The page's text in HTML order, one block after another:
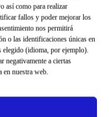
así como para realizar
fallos y poder mejorar los
nos permitirá
o las identificaciones únicas en
elegido (idioma, por ejemplo).
negativamente a ciertas
en nuestra web.
profesional como
asociaciones y
entre otros como
Española.
EUROPEOS
fundamenta su